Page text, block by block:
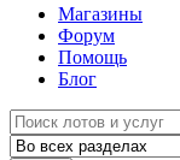
Магазины
Форум
Помощь
Блог